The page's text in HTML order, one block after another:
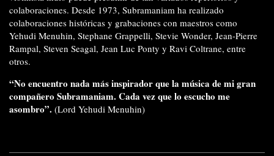
colaboraciones. Desde 1973, Subramaniam ha realizado
colaboraciones históricas y grabaciones con maestros como
Yehudi Menuhin, Stephane Grappelli, Stevie Wonder, Jean-Pierre
Rampal, Steven Seagal, Jean Luc Ponty y Ravi Coltrane, entre
otros.
“No encuentro nada más inspirador que la música de mi gran
compañero Subramaniam. Cada vez que lo escucho me
asombro”. (Lord Yehudi Menuhin)